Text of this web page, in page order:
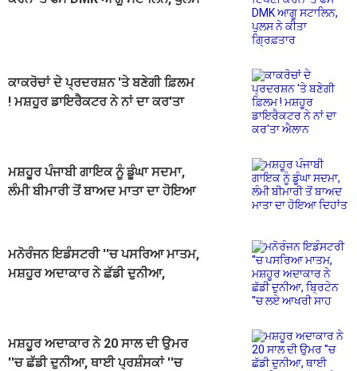
ਕਾਕਰੋਚਾਂ ਦੇ ਪ੍ਰਦਰਸ਼ਨ 'ਤੇ ਬਣੇਗੀ ਫ਼ਿਲਮ
! ਮਸ਼ਹੂਰ ਡਾਇਰੈਕਟਰ ਨੇ ਨਾਂ ਦਾ ਕਰ'ਤਾ
ਮਸ਼ਹੂਰ ਪੰਜਾਬੀ ਗਾਇਕ ਨੂੰ ਡੂੰਘਾ ਸਦਮਾ,
ਲੰਮੀ ਬੀਮਾਰੀ ਤੋਂ ਬਾਅਦ ਮਾਤਾ ਦਾ ਹੋਇਆ
ਮਨੋਰੰਜਨ ਇਡੰਸਟਰੀ ''ਚ ਪਸਰਿਆ ਮਾਤਮ,
ਮਸ਼ਹੂਰ ਅਦਾਕਾਰ ਨੇ ਛੱਡੀ ਦੁਨੀਆ,
ਮਸ਼ਹੂਰ ਅਦਾਕਾਰ ਨੇ 20 ਸਾਲ ਦੀ ਉਮਰ
''ਚ ਛੱਡੀ ਦੁਨੀਆ, ਥਾਈ ਪ੍ਰਸ਼ੰਸਕਾਂ ''ਚ